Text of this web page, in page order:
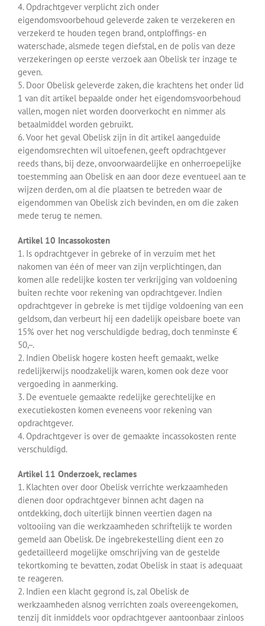
4. Opdrachtgever verplicht zich onder
eigendomsvoorbehoud geleverde zaken te verzekeren en
verzekerd te houden tegen brand, ontploffings- en
waterschade, alsmede tegen diefstal, en de polis van deze
verzekeringen op eerste verzoek aan Obelisk ter inzage te
geven.
5. Door Obelisk geleverde zaken, die krachtens het onder lid
1 van dit artikel bepaalde onder het eigendomsvoorbehoud
vallen, mogen niet worden doorverkocht en nimmer als
betaalmiddel worden gebruikt.
6. Voor het geval Obelisk zijn in dit artikel aangeduide
eigendomsrechten wil uitoefenen, geeft opdrachtgever
reeds thans, bij deze, onvoorwaardelijke en onherroepelijke
toestemming aan Obelisk en aan door deze eventueel aan te
wijzen derden, om al die plaatsen te betreden waar de
eigendommen van Obelisk zich bevinden, en om die zaken
mede terug te nemen.
Artikel 10 Incassokosten
1. Is opdrachtgever in gebreke of in verzuim met het
nakomen van één of meer van zijn verplichtingen, dan
komen alle redelijke kosten ter verkrijging van voldoening
buiten rechte voor rekening van opdrachtgever. Indien
opdrachtgever in gebreke is met tijdige voldoening van een
geldsom, dan verbeurt hij een dadelijk opeisbare boete van
15% over het nog verschuldigde bedrag, doch tenminste €
50,–.
2. Indien Obelisk hogere kosten heeft gemaakt, welke
redelijkerwijs noodzakelijk waren, komen ook deze voor
vergoeding in aanmerking.
3. De eventuele gemaakte redelijke gerechtelijke en
executiekosten komen eveneens voor rekening van
opdrachtgever.
4. Opdrachtgever is over de gemaakte incassokosten rente
verschuldigd.
Artikel 11 Onderzoek, reclames
1. Klachten over door Obelisk verrichte werkzaamheden
dienen door opdrachtgever binnen acht dagen na
ontdekking, doch uiterlijk binnen veertien dagen na
voltooiing van die werkzaamheden schriftelijk te worden
gemeld aan Obelisk. De ingebrekestelling dient een zo
gedetailleerd mogelijke omschrijving van de gestelde
tekortkoming te bevatten, zodat Obelisk in staat is adequaat
te reageren.
2. Indien een klacht gegrond is, zal Obelisk de
werkzaamheden alsnog verrichten zoals overeengekomen,
tenzij dit inmiddels voor opdrachtgever aantoonbaar zinloos